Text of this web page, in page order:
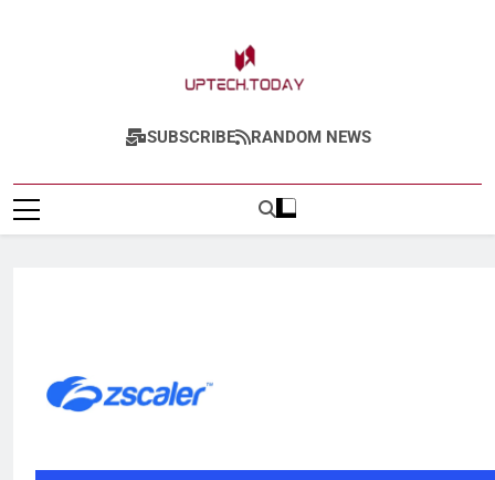
Uptech.today
SUBSCRIBE RANDOM NEWS